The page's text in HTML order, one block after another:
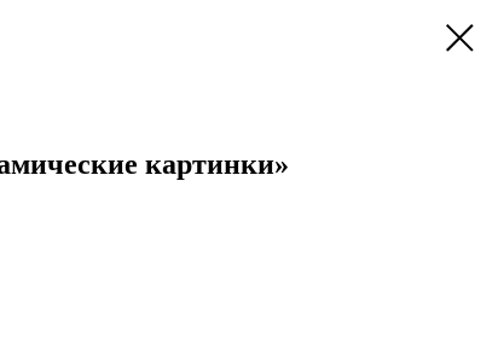
картинки»